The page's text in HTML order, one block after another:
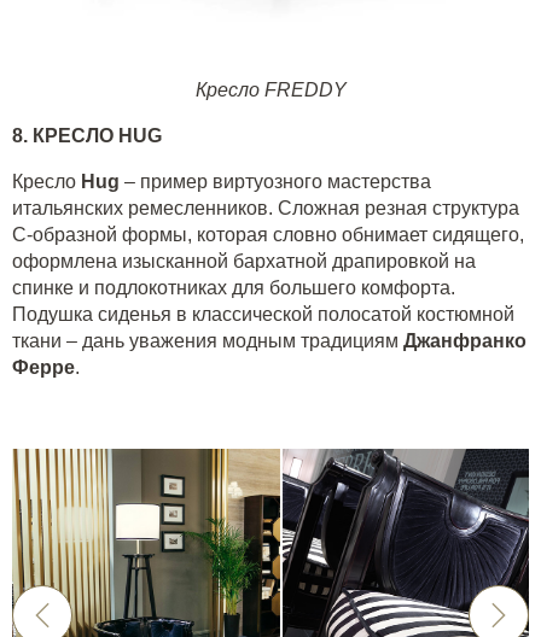
Кресло FREDDY
8. КРЕСЛО HUG
Кресло Hug – пример виртуозного мастерства
итальянских ремесленников. Сложная резная структура
С-образной формы, которая словно обнимает сидящего,
оформлена изысканной бархатной драпировкой на
спинке и подлокотниках для большего комфорта.
Подушка сиденья в классической полосатой костюмной
ткани – дань уважения модным традициям Джанфранко
Ферре.